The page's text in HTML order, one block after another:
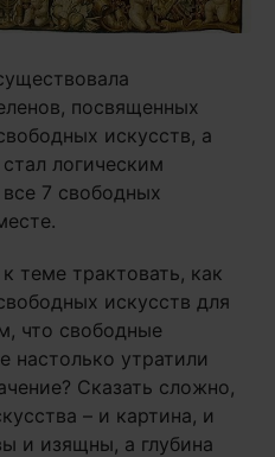
посвященных
искусств, а
логическим
7 свободных
теме трактовать, как
искусств для
что свободные
настолько утратили
Сказать сложно,
– и картина, и
и изящны, а глубина